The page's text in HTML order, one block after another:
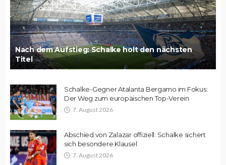
Nach dem Aufstieg: Schalke holt den nächsten
Titel
Schalke-Gegner Atalanta Bergamo im Fokus:
Der Weg zum europäischen Top-Verein
7. August 2026
Abschied von Zalazar offiziell: Schalke sichert
sich besondere Klausel
7. August 2026